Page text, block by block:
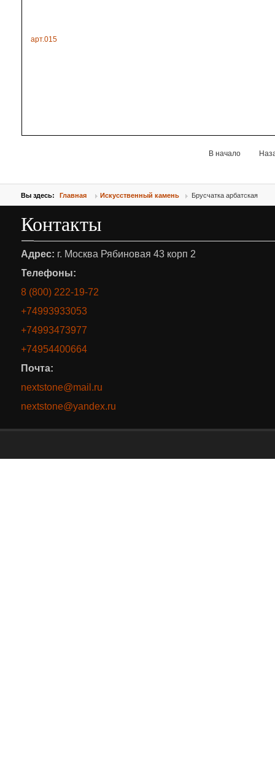
арт.015
В начало
Вы здесь: Главная Искусственный камень Брусчатка арбатская
Контакты
Адрес: г. Москва Рябиновая 43 корп 2
Телефоны:
8 (800) 222-19-72
+74993933053
+74993473977
+74954400664
Почта:
nextstone@mail.ru
nextstone@yandex.ru